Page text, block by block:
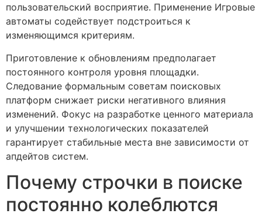
пользовательский восприятие. Применение Игровые
автоматы содействует подстроиться к
изменяющимся критериям.
Приготовление к обновлениям предполагает
постоянного контроля уровня площадки.
Следование формальным советам поисковых
платформ снижает риски негативного влияния
изменений. Фокус на разработке ценного материала
и улучшении технологических показателей
гарантирует стабильные места вне зависимости от
апдейтов систем.
Почему строчки в поиске
постоянно колеблются